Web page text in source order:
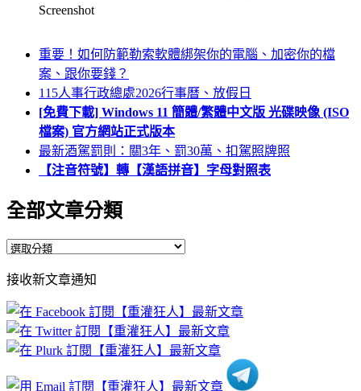
Screenshot
重要！如何防範勒索軟體綁架你的電腦、加密你的檔
案、跟你要錢？
115人事行政總處2026行事曆、放假日
[免費下載] Windows 11 簡體/繁體中文版 光碟映像 (ISO
檔案) 官方網站正式版本
最新酒駕罰則：關3年、罰30萬、扣駕照牌照
【注音符號】轉【漢語拼音】字母對照表
全部文章分類
全
文
章
分
類
接收新文章通知